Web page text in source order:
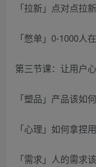
「拉新」点对点拉
「憋单」0-1000人
第三节课：让用户
「塑品」产品该如
「心理」如何拿捏
「需求」人的需求